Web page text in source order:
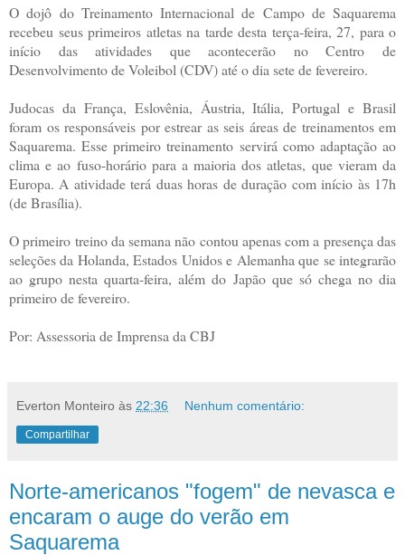
O dojô do Treinamento Internacional de Campo de Saquarema
recebeu seus primeiros atletas na tarde desta terça-feira, 27, para o
início das atividades que acontecerão no Centro de
Desenvolvimento de Voleibol (CDV) até o dia sete de fevereiro.
Judocas da França, Eslovênia, Áustria, Itália, Portugal e Brasil
foram os responsáveis por estrear as seis áreas de treinamentos em
Saquarema. Esse primeiro treinamento servirá como adaptação ao
clima e ao fuso-horário para a maioria dos atletas, que vieram da
Europa. A atividade terá duas horas de duração com início às 17h
(de Brasília).
O primeiro treino da semana não contou apenas com a presença das
seleções da Holanda, Estados Unidos e Alemanha que se integrarão
ao grupo nesta quarta-feira, além do Japão que só chega no dia
primeiro de fevereiro.
Por: Assessoria de Imprensa da CBJ
Everton Monteiro às 22:36 Nenhum comentário:
Compartilhar
Norte-americanos "fogem" de nevasca e
encaram o auge do verão em
Saquarema